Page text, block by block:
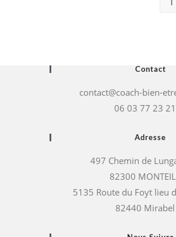
Contact
contact@coach-bien-
06 03 77 23 21
Adresse
497 Chemin de
82300
5135 Route du Foyt lieu
82440 Mirabel